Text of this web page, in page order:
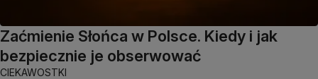
Zaćmienie Słońca w Polsce. Kiedy i jak
bezpiecznie je obserwować
CIEKAWOSTKI